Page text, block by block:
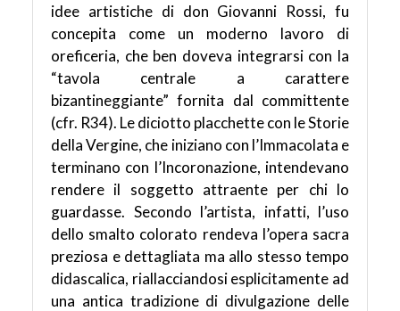
idee artistiche di don Giovanni Rossi, fu
concepita come un moderno lavoro di
oreficeria, che ben doveva integrarsi con la
“tavola centrale a carattere
bizantineggiante” fornita dal committente
(cfr. R34). Le diciotto placchette con le Storie
della Vergine, che iniziano con l’Immacolata e
terminano con l’Incoronazione, intendevano
rendere il soggetto attraente per chi lo
guardasse. Secondo l’artista, infatti, l’uso
dello smalto colorato rendeva l’opera sacra
preziosa e dettagliata ma allo stesso tempo
didascalica, riallacciandosi esplicitamente ad
una antica tradizione di divulgazione delle